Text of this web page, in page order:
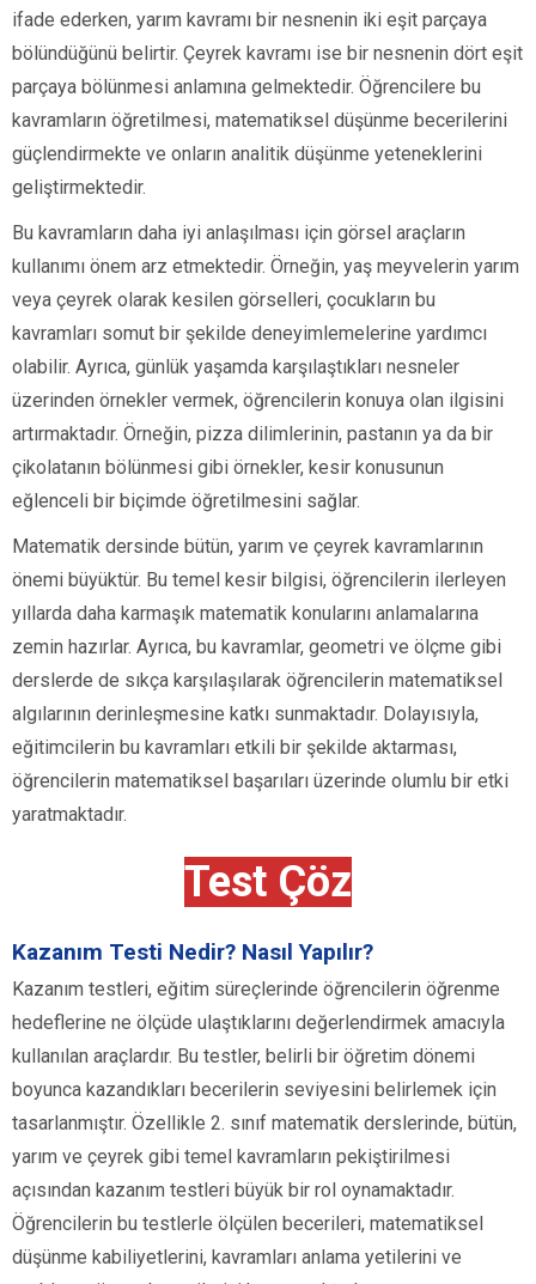
ifade ederken, yarım kavramı bir nesnenin iki eşit parçaya
bölündüğünü belirtir. Çeyrek kavramı ise bir nesnenin dört eşit
parçaya bölünmesi anlamına gelmektedir. Öğrencilere bu
kavramların öğretilmesi, matematiksel düşünme becerilerini
güçlendirmekte ve onların analitik düşünme yeteneklerini
geliştirmektedir.
Bu kavramların daha iyi anlaşılması için görsel araçların
kullanımı önem arz etmektedir. Örneğin, yaş meyvelerin yarım
veya çeyrek olarak kesilen görselleri, çocukların bu
kavramları somut bir şekilde deneyimlemelerine yardımcı
olabilir. Ayrıca, günlük yaşamda karşılaştıkları nesneler
üzerinden örnekler vermek, öğrencilerin konuya olan ilgisini
artırmaktadır. Örneğin, pizza dilimlerinin, pastanın ya da bir
çikolatanın bölünmesi gibi örnekler, kesir konusunun
eğlenceli bir biçimde öğretilmesini sağlar.
Matematik dersinde bütün, yarım ve çeyrek kavramlarının
önemi büyüktür. Bu temel kesir bilgisi, öğrencilerin ilerleyen
yıllarda daha karmaşık matematik konularını anlamalarına
zemin hazırlar. Ayrıca, bu kavramlar, geometri ve ölçme gibi
derslerde de sıkça karşılaşılarak öğrencilerin matematiksel
algılarının derinleşmesine katkı sunmaktadır. Dolayısıyla,
eğitimcilerin bu kavramları etkili bir şekilde aktarması,
öğrencilerin matematiksel başarıları üzerinde olumlu bir etki
yaratmaktadır.
Test Çöz
Kazanım Testi Nedir? Nasıl Yapılır?
Kazanım testleri, eğitim süreçlerinde öğrencilerin öğrenme
hedeflerine ne ölçüde ulaştıklarını değerlendirmek amacıyla
kullanılan araçlardır. Bu testler, belirli bir öğretim dönemi
boyunca kazandıkları becerilerin seviyesini belirlemek için
tasarlanmıştır. Özellikle 2. sınıf matematik derslerinde, bütün,
yarım ve çeyrek gibi temel kavramların pekiştirilmesi
açısından kazanım testleri büyük bir rol oynamaktadır.
Öğrencilerin bu testlerle ölçülen becerileri, matematiksel
düşünme kabiliyetlerini, kavramları anlama yetilerini ve